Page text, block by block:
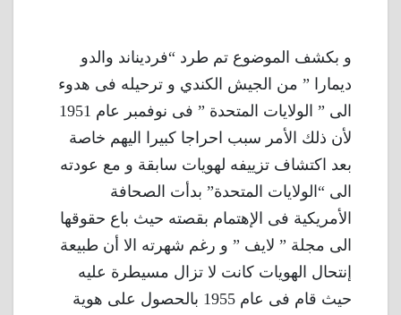
و بكشف الموضوع تم طرد “فرديناند والدو
ديمارا ” من الجيش الكندي و ترحيله فى هدوء
الى ” الولايات المتحدة ” فى نوفمبر عام 1951
لأن ذلك الأمر سبب احراجا كبيرا اليهم خاصة
بعد اكتشاف تزييفه لهويات سابقة و مع عودته
الى “الولايات المتحدة” بدأت الصحافة
الأمريكية فى الإهتمام بقصته حيث باع حقوقها
الى مجلة ” لايف ” و رغم شهرته الا أن طبيعة
إنتحال الهويات كانت لا تزال مسيطرة عليه
حيث قام فى عام 1955 بالحصول على هوية